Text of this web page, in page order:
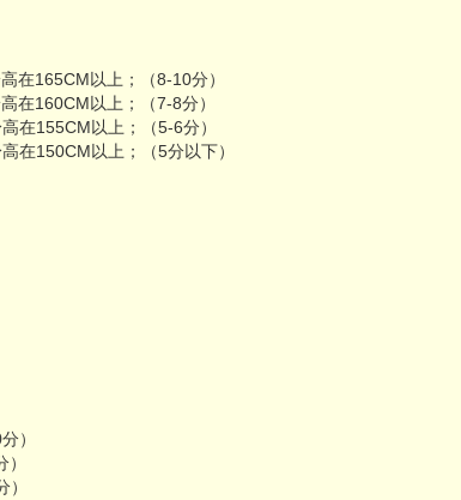
在165CM以上；（8-10分）
在160CM以上；（7-8分）
在155CM以上；（5-6分）
在150CM以上；（5分以下）
）